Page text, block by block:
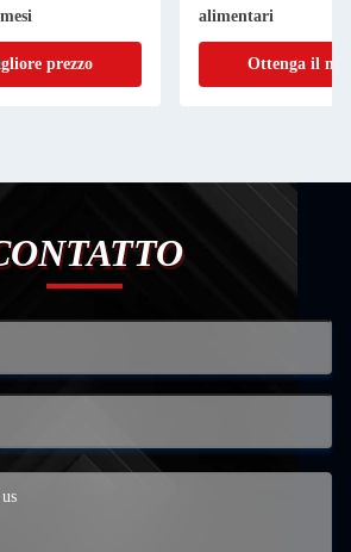
prezzo
alimentari
Ottenga il